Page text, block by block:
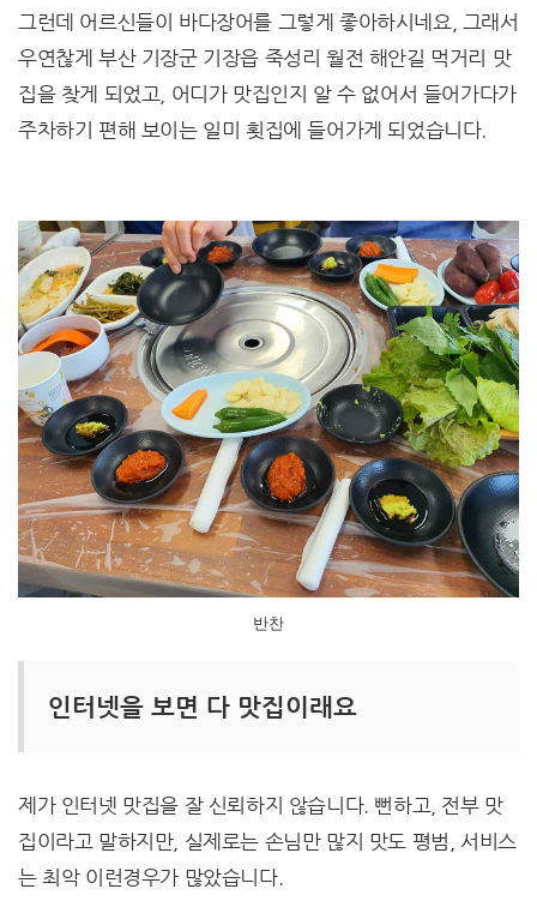
그런데 어르신들이 바다장어를 그렇게 좋아하시네요, 그래서
우연찮게 부산 기장군 기장읍 죽성리 월전 해안길 먹거리 맛
집을 찾게 되었고, 어디가 맛집인지 알 수 없어서 들어가다가
주차하기 편해 보이는 일미 횟집에 들어가게 되었습니다.
반찬
인터넷을 보면 다 맛집이래요
제가 인터넷 맛집을 잘 신뢰하지 않습니다. 뻔하고, 전부 맛
집이라고 말하지만, 실제로는 손님만 많지 맛도 평범, 서비스
는 최악 이런경우가 많았습니다.